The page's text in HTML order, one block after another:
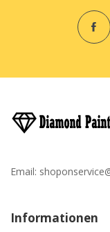
Email:
Informationen